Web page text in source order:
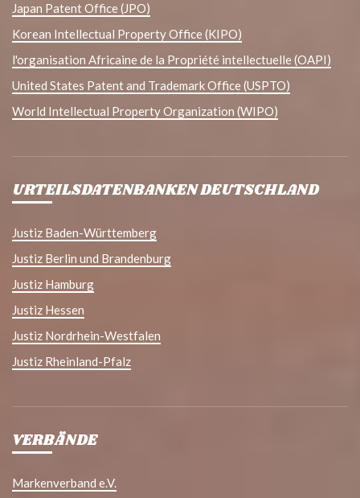
Japan Patent Office (JPO)
Korean Intellectual Property Office (KIPO)
l'organisation Africaine de la Propriété intellectuelle (OAPI)
United States Patent and Trademark Office (USPTO)
World Intellectual Property Organization (WIPO)
URTEILSDATENBANKEN DEUTSCHLAND
Justiz Baden-Württemberg
Justiz Berlin und Brandenburg
Justiz Hamburg
Justiz Hessen
Justiz Nordrhein-Westfalen
Justiz Rheinland-Pfalz
VERBÄNDE
Markenverband e.V.